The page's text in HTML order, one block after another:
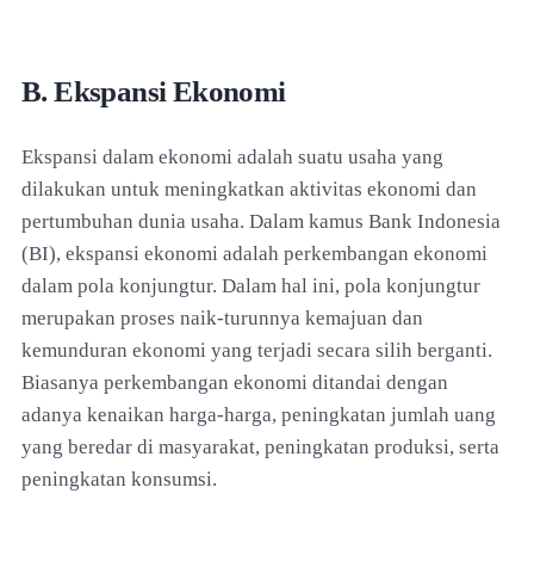
B. Ekspansi Ekonomi
Ekspansi dalam ekonomi adalah suatu usaha yang
dilakukan untuk meningkatkan aktivitas ekonomi dan
pertumbuhan dunia usaha. Dalam kamus Bank Indonesia
(BI), ekspansi ekonomi adalah perkembangan ekonomi
dalam pola konjungtur. Dalam hal ini, pola konjungtur
merupakan proses naik-turunnya kemajuan dan
kemunduran ekonomi yang terjadi secara silih berganti.
Biasanya perkembangan ekonomi ditandai dengan
adanya kenaikan harga-harga, peningkatan jumlah uang
yang beredar di masyarakat, peningkatan produksi, serta
peningkatan konsumsi.